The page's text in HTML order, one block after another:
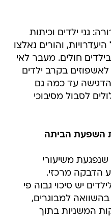
גני ילדים וכיתות
והורים נאלצו
חולים. מעבר לאי
בקרב ילדים
עד כמה גם
לסבול מסיבוכי
השפעת הביתה
משיעורי
הדבקה מרכזי.
יש סיכוי גבוה פי
למבוגרים,
המשניות בתוך